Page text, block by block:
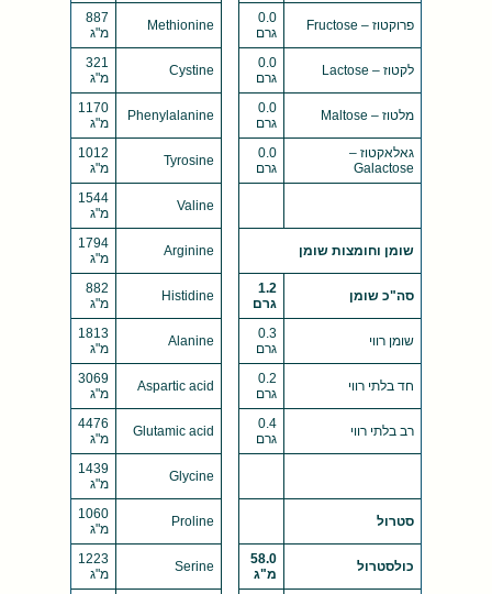
פרוקטוז – Fructose
0.0
גרם
Methionine
887
מ"ג
לקטוז – Lactose
0.0
גרם
Cystine
321
מ"ג
מלטוז – Maltose
0.0
גרם
Phenylalanine
1170
מ"ג
גאלאקטוז –
Galactose
0.0
גרם
Tyrosine
1012
מ"ג
Valine
1544
מ"ג
שומן וחומצות שומן Arginine
1794
מ"ג
סה"כ שומן
1.2
גרם
Histidine
882
מ"ג
שומן רווי
0.3
גרם
Alanine
1813
מ"ג
חד בלתי רווי
0.2
גרם
Aspartic acid
3069
מ"ג
רב בלתי רווי
0.4
גרם
Glutamic acid
4476
מ"ג
Glycine
1439
מ"ג
סטרול Proline
1060
מ"ג
כולסטרול
58.0
מ"ג
Serine
1223
מ"ג